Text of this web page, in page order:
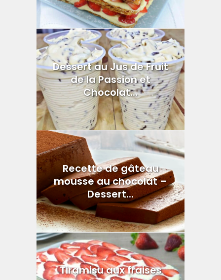
Dessert au Jus de Fruit
de la Passion et
Chocolat...
Recette de gâteau
mousse au chocolat –
Dessert...
Tiramisu aux fraises